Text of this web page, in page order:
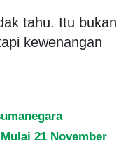
tahu. Itu bukan
kewenangan
21 November